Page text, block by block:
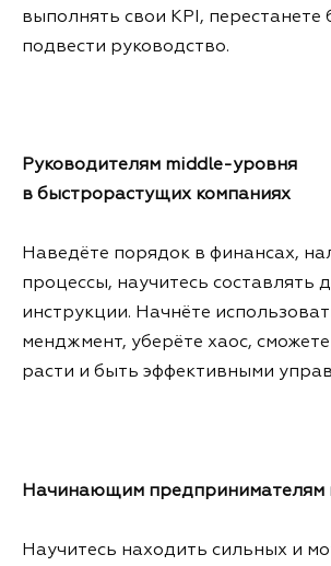
выполнять свои KPI, перестанете
подвести руководство.
Руководителям middle-уровня
в быстрорастущих компаниях
Наведёте порядок в финансах,
процессы, научитесь составлять
инструкции. Начнёте
менджмент, уберёте хаос,
расти и быть эффективными
Начинающим предпринимателям
Научитесь находить сильных и